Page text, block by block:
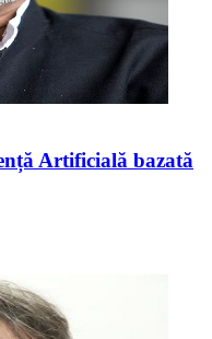
Artificială bazată